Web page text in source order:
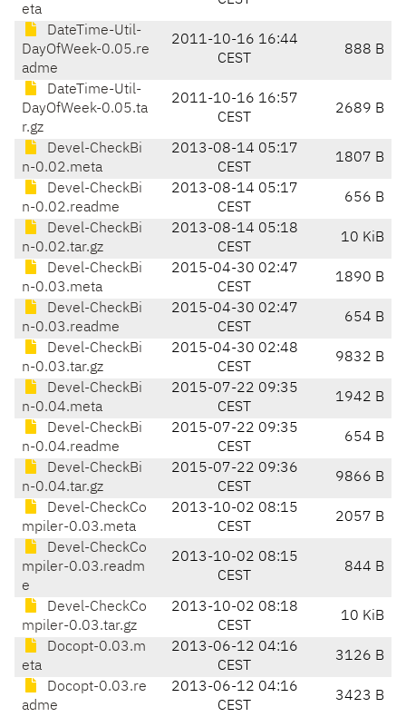
eta
DateTime-Util-
DayOfWeek-0.05.re
adme
2011-10-16 16:44
CEST
888 B
DateTime-Util-
DayOfWeek-0.05.ta
r.gz
2011-10-16 16:57
CEST
2689 B
Devel-CheckBi
n-0.02.meta
2013-08-14 05:17
CEST
1807 B
Devel-CheckBi
n-0.02.readme
2013-08-14 05:17
CEST
656 B
Devel-CheckBi
n-0.02.tar.gz
2013-08-14 05:18
CEST
10 KiB
Devel-CheckBi
n-0.03.meta
2015-04-30 02:47
CEST
1890 B
Devel-CheckBi
n-0.03.readme
2015-04-30 02:47
CEST
654 B
Devel-CheckBi
n-0.03.tar.gz
2015-04-30 02:48
CEST
9832 B
Devel-CheckBi
n-0.04.meta
2015-07-22 09:35
CEST
1942 B
Devel-CheckBi
n-0.04.readme
2015-07-22 09:35
CEST
654 B
Devel-CheckBi
n-0.04.tar.gz
2015-07-22 09:36
CEST
9866 B
Devel-CheckCo
mpiler-0.03.meta
2013-10-02 08:15
CEST
2057 B
Devel-CheckCo
mpiler-0.03.readm
e
2013-10-02 08:15
CEST
844 B
Devel-CheckCo
mpiler-0.03.tar.gz
2013-10-02 08:18
CEST
10 KiB
Docopt-0.03.m
eta
2013-06-12 04:16
CEST
3126 B
Docopt-0.03.re
adme
2013-06-12 04:16
CEST
3423 B